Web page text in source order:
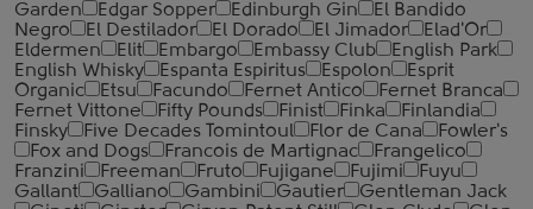
Garden
Edgar Sopper Edinburgh Gin
El Bandido
Negro
El Destilador El Dorado El Jimador
Elad'Or
Eldermen
Elit Embargo Embassy Club
English Park
English Whisky
Espanta Espiritus Espolon
Esprit
Organic
Etsu Facundo Fernet Antico
Fernet Branca
Fernet Vittone
Fifty Pounds Finist Finka
Finlandia
Finsky
Five Decades Tomintoul Flor de Cana
Fowler's
Fox and Dogs
Francois de Martignac
Frangelico
Franzini
Freeman Fruto Fujigane Fujimi
Fuyu
Gallant
Galliano Gambini Gautier
Gentleman Jack